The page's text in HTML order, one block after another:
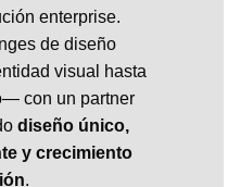
enterprise.
de diseño
visual hasta
con un partner
diseño único,
y crecimiento
.